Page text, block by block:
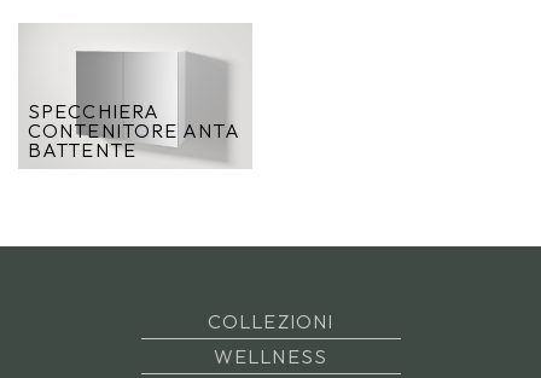
SPECCHIERA
CONTENITORE ANTA
BATTENTE
COLLEZIONI
WELLNESS